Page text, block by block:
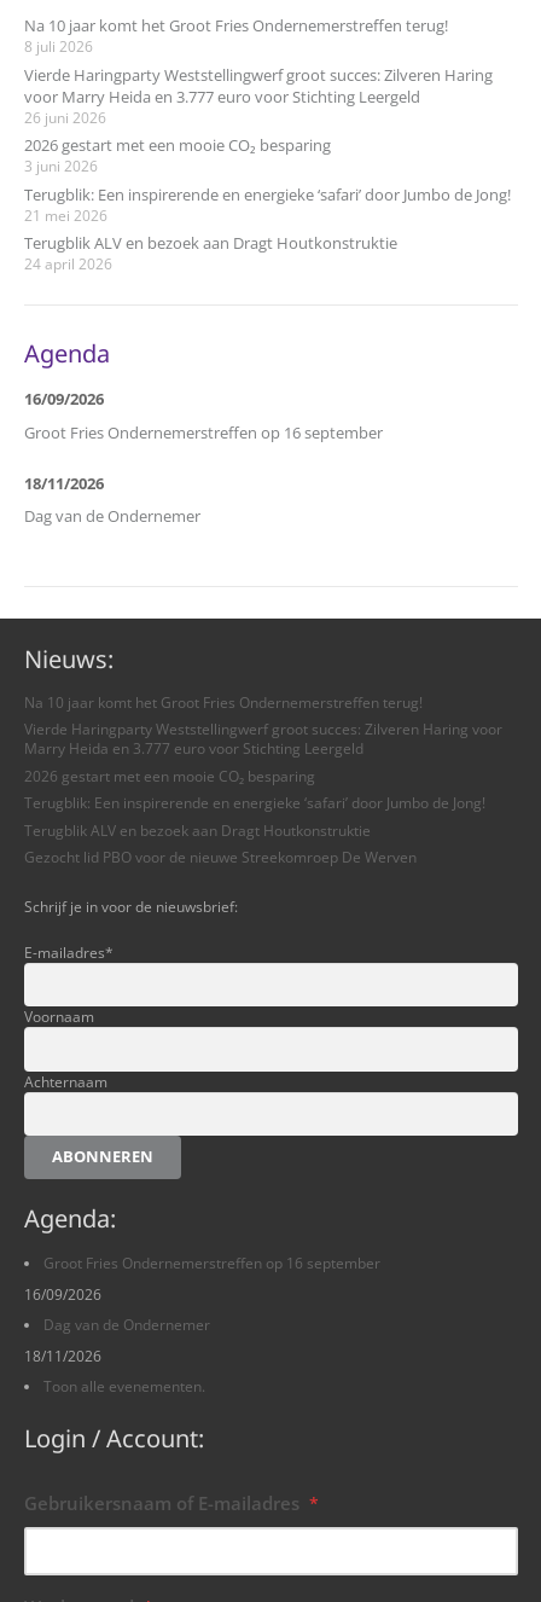
Na 10 jaar komt het Groot Fries Ondernemerstreffen terug!
8 juli 2026
Vierde Haringparty Weststellingwerf groot succes: Zilveren Haring
voor Marry Heida en 3.777 euro voor Stichting Leergeld
26 juni 2026
2026 gestart met een mooie CO₂ besparing
3 juni 2026
Terugblik: Een inspirerende en energieke ‘safari’ door Jumbo de Jong!
21 mei 2026
Terugblik ALV en bezoek aan Dragt Houtkonstruktie
24 april 2026
Agenda
16/09/2026
Groot Fries Ondernemerstreffen op 16 september
18/11/2026
Dag van de Ondernemer
Nieuws:
Na 10 jaar komt het Groot Fries Ondernemerstreffen terug!
Vierde Haringparty Weststellingwerf groot succes: Zilveren Haring voor
Marry Heida en 3.777 euro voor Stichting Leergeld
2026 gestart met een mooie CO₂ besparing
Terugblik: Een inspirerende en energieke ‘safari’ door Jumbo de Jong!
Terugblik ALV en bezoek aan Dragt Houtkonstruktie
Gezocht lid PBO voor de nieuwe Streekomroep De Werven
Schrijf je in voor de nieuwsbrief:
E-mailadres*
Voornaam
Achternaam
ABONNEREN
Agenda:
Groot Fries Ondernemerstreffen op 16 september
16/09/2026
Dag van de Ondernemer
18/11/2026
Toon alle evenementen.
Login / Account:
Gebruikersnaam of E-mailadres *